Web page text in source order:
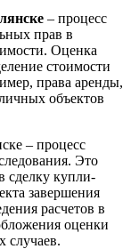
– процесс
прав в
Оценка
стоимости
права аренды,
объектов
– процесс
Это
сделку купли-
завершения
расчетов в
оценки
случаев.